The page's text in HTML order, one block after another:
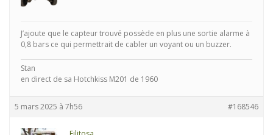
J’ajoute que le capteur trouvé possède en plus une sortie alarme à
0,8 bars ce qui permettrait de cabler un voyant ou un buzzer.
Stan
en direct de sa Hotchkiss M201 de 1960
5 mars 2025 à 7h56 #168546